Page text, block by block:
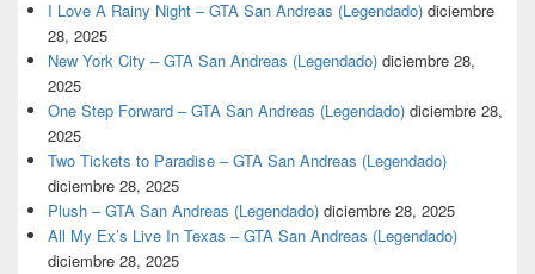
I Love A Rainy Night – GTA San Andreas (Legendado) diciembre
28, 2025
New York City – GTA San Andreas (Legendado) diciembre 28,
2025
One Step Forward – GTA San Andreas (Legendado) diciembre 28,
2025
Two Tickets to Paradise – GTA San Andreas (Legendado)
diciembre 28, 2025
Plush – GTA San Andreas (Legendado) diciembre 28, 2025
All My Ex’s Live In Texas – GTA San Andreas (Legendado)
diciembre 28, 2025